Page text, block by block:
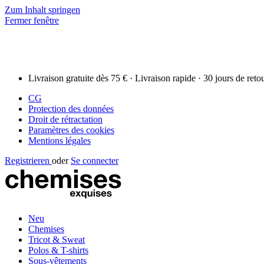
Zum Inhalt springen
Fermer fenêtre
Livraison gratuite dès 75 € · Livraison rapide · 30 jours de
CG
Protection des données
Droit de rétractation
Paramètres des cookies
Mentions légales
Registrieren oder Se connecter
Neu
Chemises
Tricot & Sweat
Polos & T-shirts
Sous-vêtements